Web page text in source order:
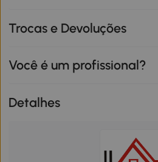
Trocas e Devoluções
Você é um profissional?
Detalhes